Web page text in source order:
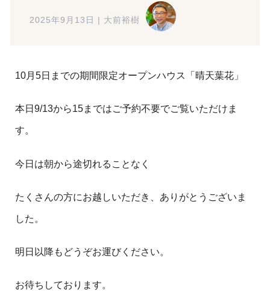
2025年9月13日 大前裕樹
10月5日までの期間限定オープンハウス「晴天葉花」
本日9/13から15まではご予約不要でご覧いただけま
す。
今日は朝から途切れることなく
たくさんの方にお越しいただき、ありがとうございま
した。
明日以降もどうぞお運びください。
お待ちしております。